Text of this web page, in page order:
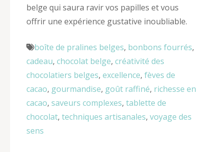
belge qui saura ravir vos papilles et vous
offrir une expérience gustative inoubliable.
boîte de pralines belges, bonbons fourrés,
cadeau, chocolat belge, créativité des
chocolatiers belges, excellence, fèves de
cacao, gourmandise, goût raffiné, richesse en
cacao, saveurs complexes, tablette de
chocolat, techniques artisanales, voyage des
sens